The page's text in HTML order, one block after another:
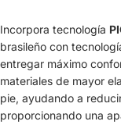
Incorpora tecnología
brasileño con
entregar máximo
materiales de mayor
pie, ayudando a
proporcionando una